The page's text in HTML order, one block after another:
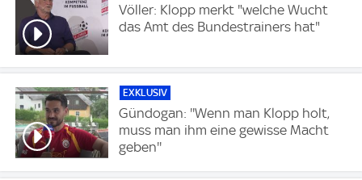
Völler: Klopp merkt "welche Wucht
das Amt des Bundestrainers hat"
EXKLUSIV
Gündogan: ''Wenn man Klopp holt,
muss man ihm eine gewisse Macht
geben''